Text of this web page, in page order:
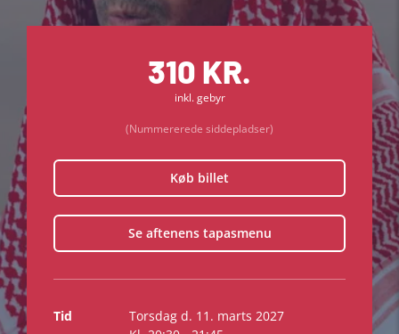
310 KR.
inkl. gebyr
(Nummererede siddepladser)
Køb billet
Se aftenens tapasmenu
Tid
Torsdag d. 11. marts 2027